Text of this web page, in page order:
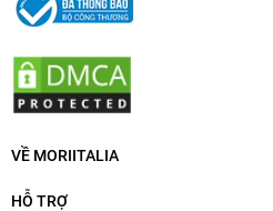
VỀ MORIITALIA
HỖ TRỢ